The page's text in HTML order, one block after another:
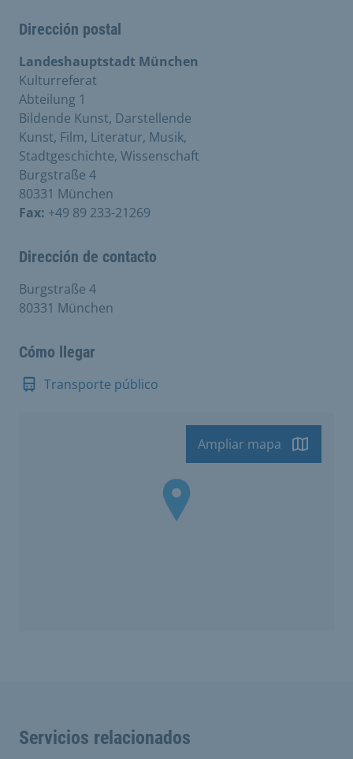
Dirección postal
Landeshauptstadt München
Kulturreferat
Abteilung 1
Bildende Kunst, Darstellende
Kunst, Film, Literatur, Musik,
Stadtgeschichte, Wissenschaft
Burgstraße 4
80331 München
Fax: +49 89 233-21269
Dirección de contacto
Burgstraße 4
80331 München
Cómo llegar
Transporte público
Ampliar mapa
Servicios relacionados